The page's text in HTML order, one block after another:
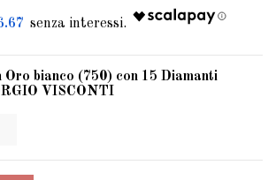
bianco (750) con 15 Diamanti
VISCONTI